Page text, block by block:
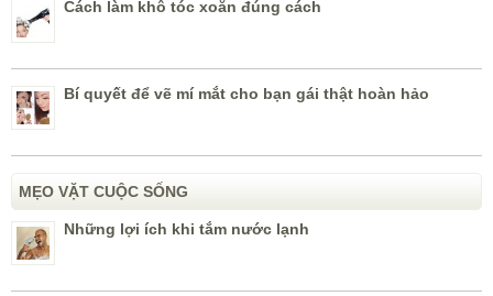
Cách làm khô tóc xoăn đúng cách
Bí quyết để vẽ mí mắt cho bạn gái thật hoàn hảo
MẸO VẶT CUỘC SỐNG
Những lợi ích khi tắm nước lạnh